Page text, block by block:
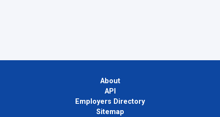
About
API
Employers Directory
Sitemap